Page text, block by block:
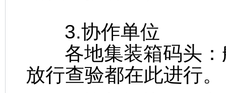
3.协作单位
各地集装箱码头：
放行查验都在此进行